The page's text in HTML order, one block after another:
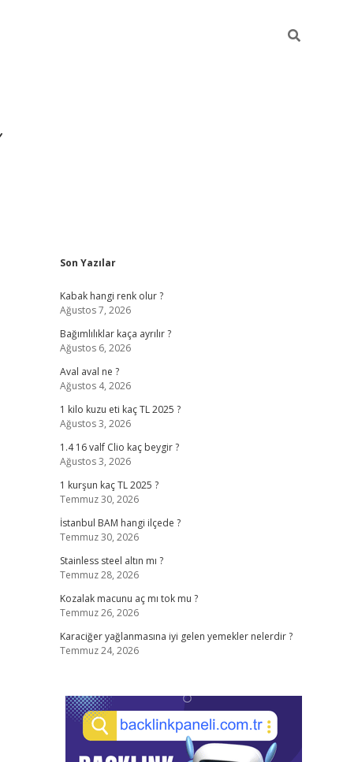
Sidebar
Son Yazılar
Kabak hangi renk olur ?
Ağustos 7, 2026
Bağımlılıklar kaça ayrılır ?
Ağustos 6, 2026
Aval aval ne ?
Ağustos 4, 2026
1 kilo kuzu eti kaç TL 2025 ?
Ağustos 3, 2026
1.4 16 valf Clio kaç beygir ?
Ağustos 3, 2026
1 kurşun kaç TL 2025 ?
Temmuz 30, 2026
İstanbul BAM hangi ilçede ?
Temmuz 30, 2026
Stainless steel altın mı ?
Temmuz 28, 2026
Kozalak macunu aç mı tok mu ?
Temmuz 26, 2026
Karaciğer yağlanmasına iyi gelen yemekler nelerdir ?
Temmuz 24, 2026